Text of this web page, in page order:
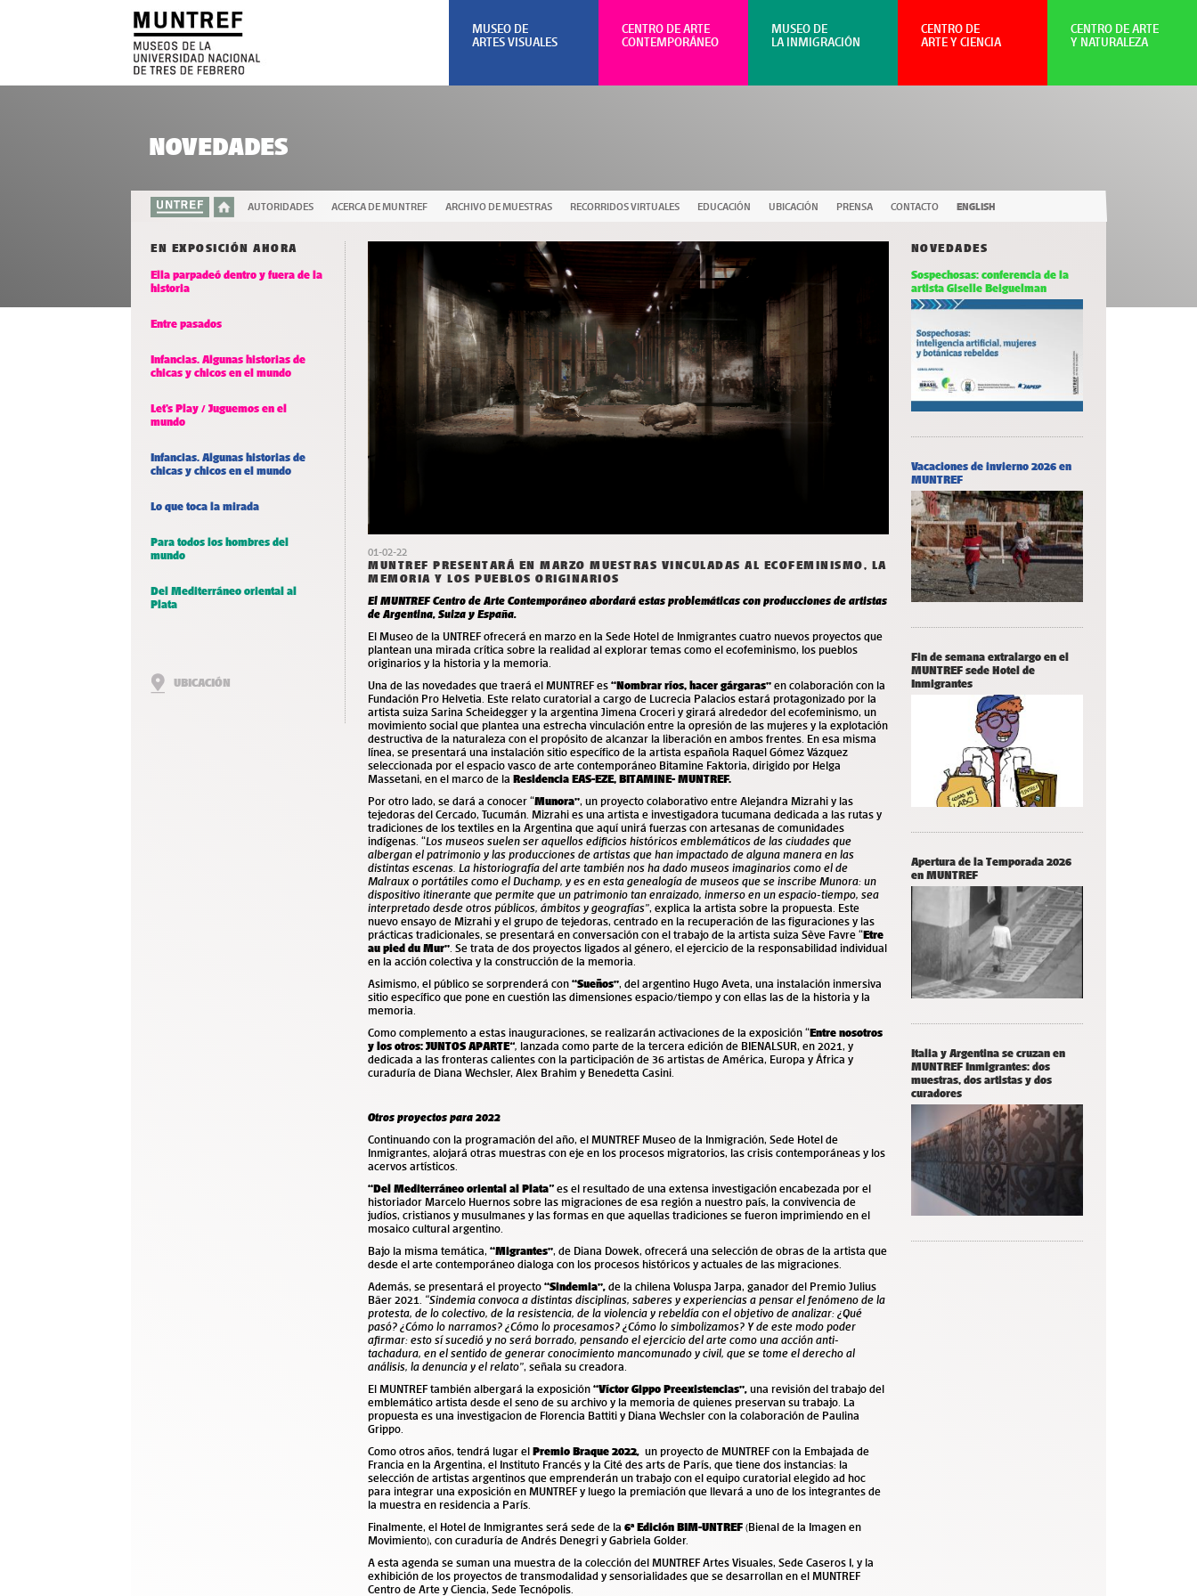
AUTORIDADES ACERCA DE MUNTREF ARCHIVO DE MUESTRAS RECORRIDOS VIRTUALES EDUCACIÓN UBICACIÓN PRENSA CONTACTO ENGLISH
NOVEDADES
EN EXPOSICIÓN AHORA
Ella parpadeó dentro y fuera de la
historia
Entre pasados
Infancias. Algunas historias de
chicas y chicos en el mundo
Let’s Play / Juguemos en el
mundo
Infancias. Algunas historias de
chicas y chicos en el mundo
Lo que toca la mirada
Para todos los hombres del
mundo
Del Mediterráneo oriental al
Plata
UBICACIÓN
01-02-22
MUNTREF PRESENTARÁ EN MARZO MUESTRAS VINCULADAS AL ECOFEMINISMO, LA
MEMORIA Y LOS PUEBLOS ORIGINARIOS
El MUNTREF Centro de Arte Contemporáneo abordará estas problemáticas con producciones de artistas
de Argentina, Suiza y España.
El Museo de la UNTREF ofrecerá en marzo en la Sede Hotel de Inmigrantes cuatro nuevos proyectos que
plantean una mirada crítica sobre la realidad al explorar temas como el ecofeminismo, los pueblos
originarios y la historia y la memoria.
Una de las novedades que traerá el MUNTREF es“Nombrar ríos, hacer gárgaras” en colaboración con la
Fundación Pro Helvetia. Este relato curatorial a cargo de Lucrecia Palacios estará protagonizado por la
artista suiza Sarina Scheidegger y la argentina Jimena Croceri y girará alrededor del ecofeminismo, un
movimiento social que plantea una estrecha vinculación entre la opresión de las mujeres y la explotación
destructiva de la naturaleza con el propósito de alcanzar la liberación en ambos frentes. En esa misma
línea, se presentará una instalación sitio específico de la artista española Raquel Gómez Vázquez
seleccionada por el espacio vasco de arte contemporáneo Bitamine Faktoria, dirigido por Helga
Massetani, en el marco de laResidencia EAS-EZE, BITAMINE- MUNTREF.
Por otro lado, se dará a conocer “Munora”, un proyecto colaborativo entre Alejandra Mizrahi y las
tejedoras del Cercado, Tucumán. Mizrahi es una artista e investigadora tucumana dedicada a las rutas y
tradiciones de los textiles en la Argentina que aquí unirá fuerzas con artesanas de comunidades
indígenas. “Los museos suelen ser aquellos edificios históricos emblemáticos de las ciudades que
albergan el patrimonio y las producciones de artistas que han impactado de alguna manera en las
distintas escenas. La historiografía del arte también nos ha dado museos imaginarios como el de
Malraux o portátiles como el Duchamp, y es en esta genealogía de museos que se inscribe Munora: un
dispositivo itinerante que permite que un patrimonio tan enraizado, inmerso en un espacio-tiempo, sea
interpretado desde otros públicos, ámbitos ygeografías”, explica la artista sobre la propuesta. Este
nuevo ensayo de Mizrahi y el grupo de tejedoras, centrado en la recuperación de las figuraciones y las
prácticas tradicionales, se presentará en conversación con el trabajo de la artista suiza Sève Favre “Etre
au pied du Mur”. Se trata de dos proyectos ligados al género, el ejercicio de la responsabilidad individual
en la acción colectiva y la construcción de la memoria.
Asimismo, el público se sorprenderá con“Sueños”, del argentino Hugo Aveta, una instalación inmersiva
sitio específico que pone en cuestión las dimensiones espacio/tiempo y con ellas las de la historia y la
memoria.
Como complemento a estas inauguraciones, se realizarán activaciones de la exposición “Entre nosotros
y los otros: JUNTOS APARTE“,lanzada como parte de la tercera edición de BIENALSUR, en 2021, y
dedicada a las fronteras calientes con la participación de 36 artistas de América, Europa y África y
curaduría de Diana Wechsler, Alex Brahim y Benedetta Casini.
Otros proyectos para 2022
Continuando con la programación del año, el MUNTREF Museo de la Inmigración, Sede Hotel de
Inmigrantes, alojará otras muestras con eje en los procesos migratorios, las crisis contemporáneas y los
acervos artísticos.
“DelMediterráneo oriental al Plata”es el resultado de una extensa investigación encabezada por el
historiador Marcelo Huernos sobre las migraciones de esa región a nuestro país, la convivencia de
judíos, cristianos y musulmanes y las formas en que aquellas tradiciones se fueron imprimiendo en el
mosaico cultural argentino.
Bajo la misma temática,“Migrantes”, de Diana Dowek, ofrecerá una selección de obras de la artista que
desde el arte contemporáneo dialoga con los procesos históricos y actuales de las migraciones.
Además, se presentará el proyecto“Sindemia”,de la chilena Voluspa Jarpa, ganador del Premio Julius
Bäer 2021. “Sindemia convoca a distintas disciplinas, saberes y experiencias a pensar el fenómeno de la
protesta, de lo colectivo, de la resistencia, de la violencia y rebeldía con el objetivo de analizar: ¿Qué
pasó? ¿Cómo lo narramos? ¿Cómo lo procesamos? ¿Cómo lo simbolizamos? Y de este modo poder
afirmar: esto sí sucedió y no será borrado, pensando el ejercicio del arte como una acción anti-
tachadura, en el sentido de generar conocimiento mancomunado y civil, que se tome el derecho al
análisis, la denuncia y el relato”, señala su creadora.
El MUNTREF también albergará la exposición“Víctor Gippo Preexistencias”,una revisión del trabajo del
emblemático artista desde el seno de su archivo y la memoria de quienes preservan su trabajo. La
propuesta es una investigacion de Florencia Battiti y Diana Wechsler con la colaboración de Paulina
Grippo.
Como otros años, tendrá lugar elPremio Braque 2022, un proyecto de MUNTREF con la Embajada de
Francia en la Argentina, el Instituto Francés y la Cité des arts de París, que tiene dos instancias: la
selección de artistas argentinos que emprenderán un trabajo con el equipo curatorial elegido ad hoc
para integrar una exposición en MUNTREF y luego la premiación que llevará a uno de los integrantes de
la muestra en residencia a París.
Finalmente, el Hotel de Inmigrantes será sede de la6ª Edición BIM-UNTREF (Bienal de la Imagen en
Movimiento), con curaduría de Andrés Denegri y Gabriela Golder.
A esta agenda se suman una muestra de la colección del MUNTREF Artes Visuales, Sede Caseros I, y la
exhibición de los proyectos de transmodalidad y sensorialidades que se desarrollan en el MUNTREF
Centro de Arte y Ciencia, Sede Tecnópolis.
NOVEDADES
Sospechosas: conferencia de la
artista Giselle Beiguelman
Vacaciones de invierno 2026 en
MUNTREF
Fin de semana extralargo en el
MUNTREF sede Hotel de
Inmigrantes
Apertura de la Temporada 2026
en MUNTREF
Italia y Argentina se cruzan en
MUNTREF Inmigrantes: dos
muestras, dos artistas y dos
curadores
CENTRO DE ARTE
Y NATURALEZA
CENTRO DE
ARTE Y CIENCIA
MUSEO DE
LA INMIGRACIÓN
CENTRO DE ARTE
CONTEMPORÁNEO
MUSEO DE
ARTES VISUALES